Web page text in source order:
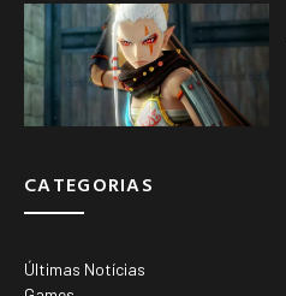
CATEGORIAS
Últimas Notícias